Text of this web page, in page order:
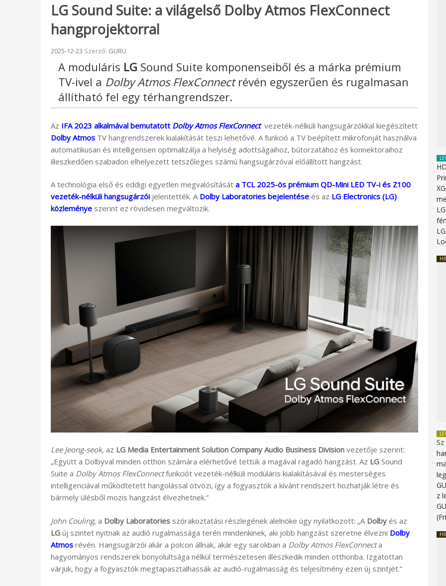
LG Sound Suite: a világelső Dolby Atmos FlexConnect
hangprojektorral
Beküldve:
2025-12-23 Szerző: GURU
A moduláris LG Sound Suite komponenseiből és a márka prémium
TV-ivel a Dolby Atmos FlexConnectrévén egyszerűen és rugalmasan
állítható fel egy térhangrendszer.
Az IFA 2023 alkalmával bemutatott Dolby Atmos FlexConnect vezeték-nélküli hangsugárzókkal kiegészített
Dolby Atmos TV hangrendszerek kialakítását teszi lehetővé. A funkció a TV beépített mikrofonját használva
automatikusan és intelligensen optimalizálja a helyiség adottságaihoz, bútorzatához és konnektoraihoz
illeszkedően szabadon elhelyezett tetszőleges számú hangsugárzóval előállított hangzást.
A technológia első és eddigi egyetlen megvalósítását a TCL 2025-ös prémium QD-Mini LED TV-i és Z100
vezeték-nélküli hangsugárzói jelentették. A Dolby Laboratories bejelentése és az LG Electronics (LG)
közleménye szerint ez rövidesen megváltozik.
Lee Jeong-seok, az LG Media Entertainment Solution Company Audio Business Division vezetője szerint:
„Együtt a Dolbyval minden otthon számára elérhetővé tettük a magával ragadó hangzást. Az LG Sound
Suite a Dolby Atmos FlexConnectfunkciót vezeték-nélküli moduláris kialakításával és mesterséges
intelligenciával működtetett hangolással ötvözi, így a fogyasztók a kívánt rendszert hozhatják létre és
bármely ülésből mozis hangzást élvezhetnek.”
John Couling, a Dolby Laboratories szórakoztatási részlegének alelnöke úgy nyilatkozott: „A Dolby és az
LG új szintet nyitnak az audió rugalmassága terén mindenkinek, aki jobb hangzást szeretne élvezni Dolby
Atmos révén. Hangsugárzói akár a polcon állnak, akár egy sarokban a Dolby Atmos FlexConnecta
hagyományos rendszerek bonyolultsága nélkül természetesen illeszkedik minden otthonba. Izgatottan
várjuk, hogy a fogyasztók megtapasztalhassák az audió-rugalmasság és teljesítmény ezen új szintjét.”
z